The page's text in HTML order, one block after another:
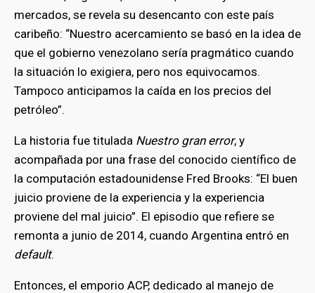
mercados, se revela su desencanto con este país
caribeño: “Nuestro acercamiento se basó en la idea de
que el gobierno venezolano sería pragmático cuando
la situación lo exigiera, pero nos equivocamos.
Tampoco anticipamos la caída en los precios del
petróleo”.
La historia fue titulada Nuestro gran error, y
acompañada por una frase del conocido científico de
la computación estadounidense Fred Brooks: “El buen
juicio proviene de la experiencia y la experiencia
proviene del mal juicio”. El episodio que refiere se
remonta a junio de 2014, cuando Argentina entró en
default.
Entonces, el emporio ACP, dedicado al manejo de